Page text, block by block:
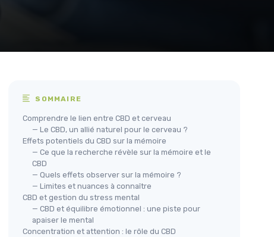
SOMMAIRE
Comprendre le lien entre CBD et cerveau
— Le CBD, un allié naturel pour le cerveau ?
Effets potentiels du CBD sur la mémoire
— Ce que la recherche révèle sur la mémoire et le
CBD
— Quels effets observer sur la mémoire ?
— Limites et nuances à connaître
CBD et gestion du stress mental
— CBD et équilibre émotionnel : une piste pour
apaiser le mental
Concentration et attention : le rôle du CBD